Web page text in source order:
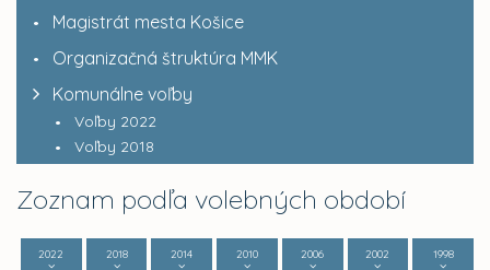
Magistrát mesta Košice
Organizačná štruktúra MMK
Komunálne voľby
Voľby 2022
Voľby 2018
Zoznam podľa volebných období
2022
2018
2014
2010
2006
2002
1998